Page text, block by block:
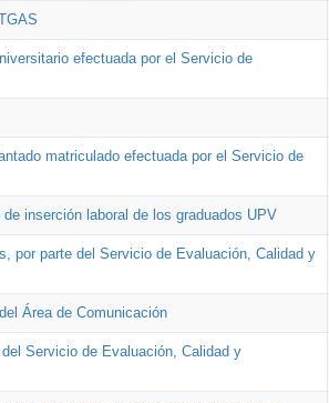
efectuada por el Servicio de
matriculado efectuada por el Servicio de
inserción laboral de los graduados UPV
por parte del Servicio de Evaluación, Calidad y
Área de Comunicación
Servicio de Evaluación, Calidad y